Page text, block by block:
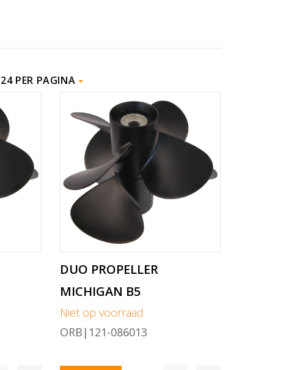
24 PER PAGINA
DUO PROPELLER
MICHIGAN B5
Niet op voorraad
ORB|121-086013